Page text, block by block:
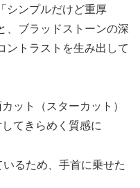
シンプルだけど重厚
、ブラッドストーンの深
ントラストを生み出して
ット（スターカット）
てきらめく質感に
いるため、手首に乗せた